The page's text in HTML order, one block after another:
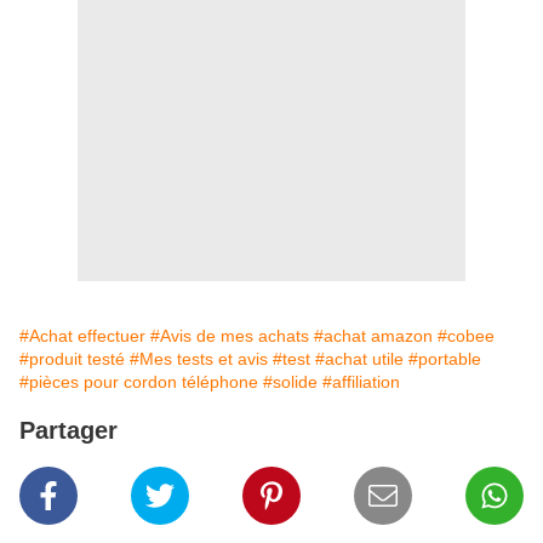
#Achat effectuer #Avis de mes achats #achat amazon #cobee
#produit testé #Mes tests et avis #test #achat utile #portable
#pièces pour cordon téléphone #solide #affiliation
Partager